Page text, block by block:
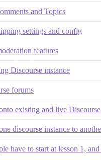
and Topics
settings and config
features
Discourse instance
forums
existing and live Discourse
discourse instance to
have to start at lesson 1,